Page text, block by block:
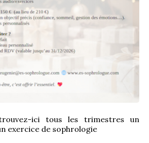
ici tous les trimestres un
exercice de sophrologie